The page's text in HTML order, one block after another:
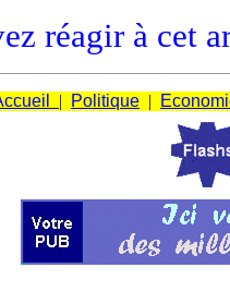
réagir à cet
| Politique |